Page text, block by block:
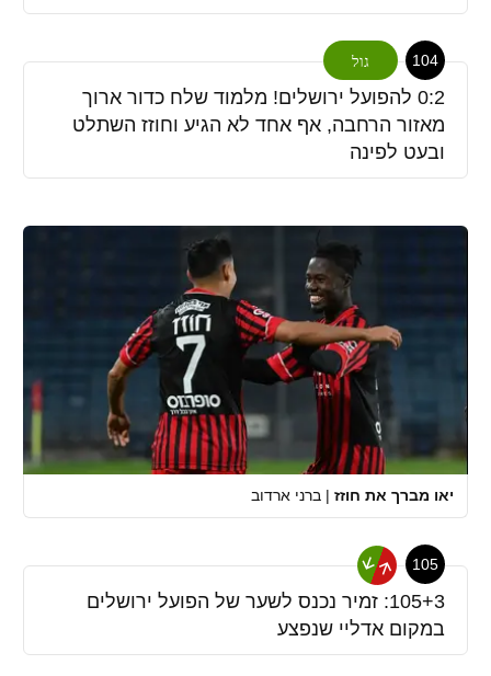
104 גול
0:2 להפועל ירושלים! מלמוד שלח כדור ארוך
מאזור הרחבה, אף אחד לא הגיע וחוזז השתלט
ובעט לפינה
יאו מברך את חוזז | ברני ארדוב
105
105+3: זמיר נכנס לשער של הפועל ירושלים
במקום אדליי שנפצע